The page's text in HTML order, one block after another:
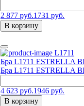
2 877 руб.1731 руб.
В корзину
L1711
Бра L1711 ESTRELLA
Бра L1711 ESTRELLA
4 623 руб.1946 руб.
В корзину